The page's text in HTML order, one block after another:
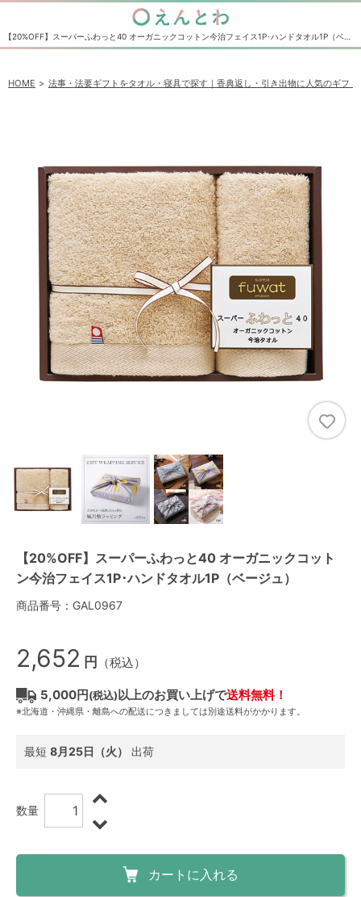
HOME 法事・法要ギフトをタオル・寝具で探す｜香典返し・引き出物に人気のギフト
【20%OFF】スーパーふわっと40 オーガニックコット
ン今治フェイス1P･ハンドタオル1P（ベージュ）
商品番号：GAL0967
2,652 円 （税込）
5,000円(税込)以上のお買い上げで送料無料！
※北海道・沖縄県・離島への配送につきましては別途送料がかかります。
最短 8月25日（火） 出荷
数量
カートに入れる